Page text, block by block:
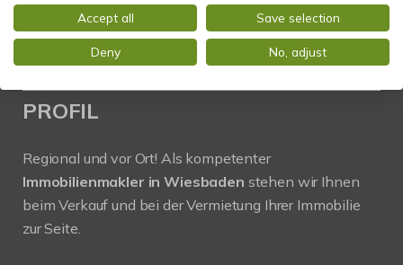
info@stadtblick-immobilien.de
Web:www.stadtblick-immobilien.de
PROFIL
Regional und vor Ort! Als kompetenter
Immobilienmakler in Wiesbaden stehen wir Ihnen
beim Verkauf und bei der Vermietung Ihrer Immobilie
zur Seite.
Accept all Save selection
Deny No, adjust